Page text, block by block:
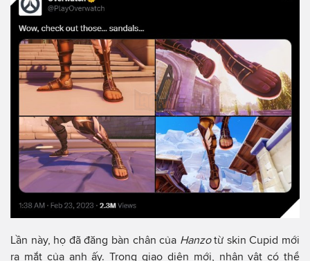
Lần này, họ đã đăng bàn chân của Hanzotừ skin Cupid mới
ra mắt của anh ấy. Trong giao diện mới, nhân vật có thể